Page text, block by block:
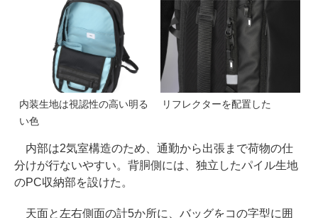
内装生地は視認性の高い明る
い色
リフレクターを配置した
内部は2気室構造のため、通勤から出張まで荷物の仕
分けが行ないやすい。背胴側には、独立したパイル生地
のPC収納部を設けた。
天面と左右側面の計5か所に、バッグをコの字型に囲